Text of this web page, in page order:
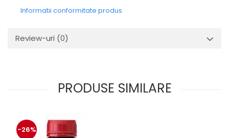
Motoras electric si pompa
Consumabile
Informatii conformitate produs
Review-uri (0)
PRODUSE SIMILARE
-26%